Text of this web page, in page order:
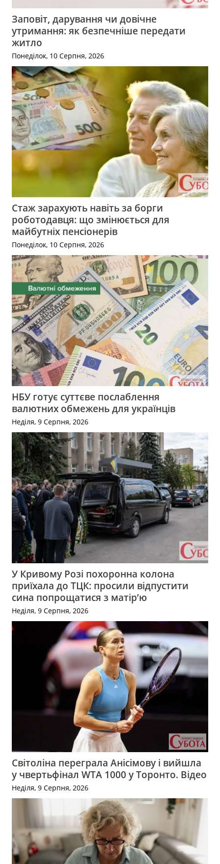
Заповіт, дарування чи довічне
утримання: як безпечніше передати
житло
Понеділок, 10 Серпня, 2026
Стаж зарахують навіть за борги
роботодавця: що змінюється для
майбутніх пенсіонерів
Понеділок, 10 Серпня, 2026
НБУ готує суттєве послаблення
валютних обмежень для українців
Неділя, 9 Серпня, 2026
У Кривому Розі похоронна колона
приїхала до ТЦК: просили відпустити
сина попрощатися з матір’ю
Неділя, 9 Серпня, 2026
Світоліна переграла Анісімову і вийшла
у чвертьфінал WTA 1000 у Торонто. Відео
Неділя, 9 Серпня, 2026